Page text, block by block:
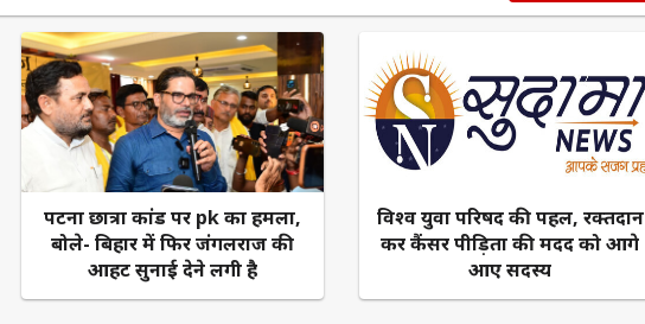
पटना छात्रा कांड पर pk का हमला,
बोले- बिहार में फिर जंगलराज की
आहट सुनाई देने लगी है
विश्व युवा परिषद की पहल, रक्तदान
कर कैंसर पीड़िता की मदद को आगे
आए सदस्य